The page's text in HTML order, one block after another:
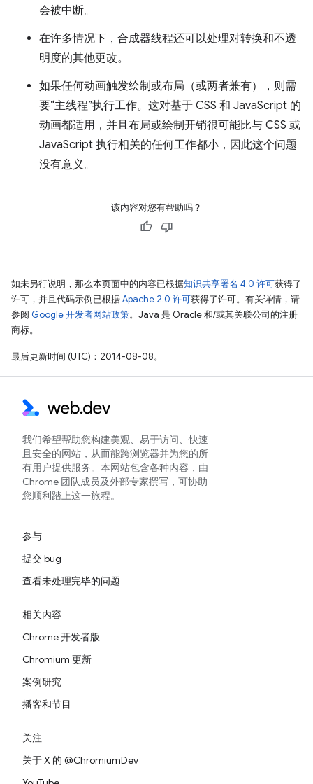
会被中断。
在许多情况下，合成器线程还可以处理对转换和不透
明度的其他更改。
如果任何动画触发绘制或布局（或两者兼有），则需
要“主线程”执行工作。这对基于 CSS 和 JavaScript 的
动画都适用，并且布局或绘制开销很可能比与 CSS 或
JavaScript 执行相关的任何工作都小，因此这个问题
没有意义。
该内容对您有帮助吗？
如未另行说明，那么本页面中的内容已根据知识共享署名 4.0 许可获得了
许可，并且代码示例已根据Apache 2.0 许可获得了许可。有关详情，请
参阅 Google 开发者网站政策。Java 是 Oracle 和/或其关联公司的注册
商标。
最后更新时间 (UTC)：2014-08-08。
我们希望帮助您构建美观、易于访问、快速
且安全的网站，从而能跨浏览器并为您的所
有用户提供服务。本网站包含各种内容，由
Chrome 团队成员及外部专家撰写，可协助
您顺利踏上这一旅程。
参与
提交 bug
查看未处理完毕的问题
相关内容
Chrome 开发者版
Chromium 更新
案例研究
播客和节目
关注
关于 X 的 @ChromiumDev